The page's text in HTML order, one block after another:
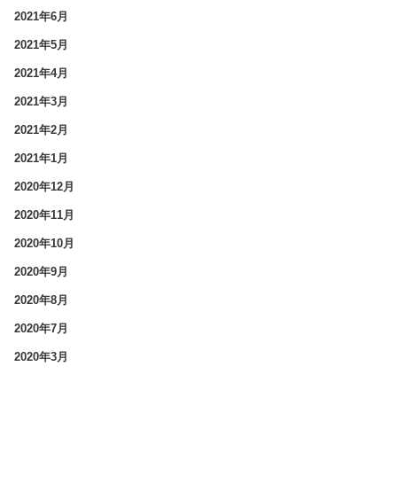
2021年6月
2021年5月
2021年4月
2021年3月
2021年2月
2021年1月
2020年12月
2020年11月
2020年10月
2020年9月
2020年8月
2020年7月
2020年3月